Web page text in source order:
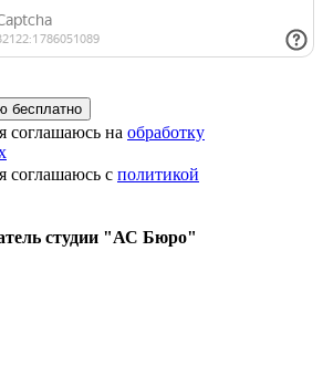
соглашаюсь на обработку
соглашаюсь с политикой
студии "АС Бюро"